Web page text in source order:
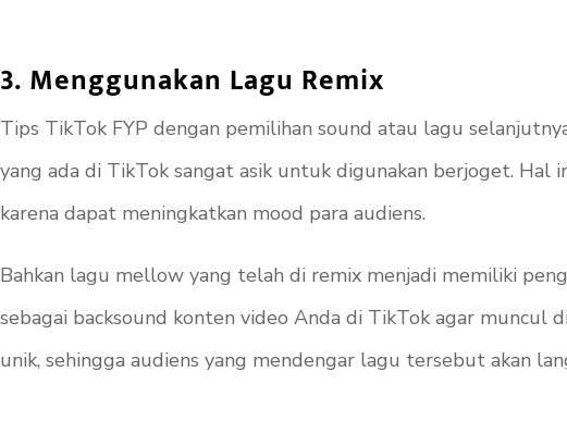
3. Menggunakan Lagu Remix
Tips TikTok FYP dengan pemilihan sound atau lagu
yang ada di TikTok sangat asik untuk digunakan berjoget.
karena dapat meningkatkan mood para audiens.
Bahkan lagu mellow yang telah di remix menjadi memiliki
sebagai backsound konten video Anda di TikTok agar muncul
unik, sehingga audiens yang mendengar lagu tersebut akan